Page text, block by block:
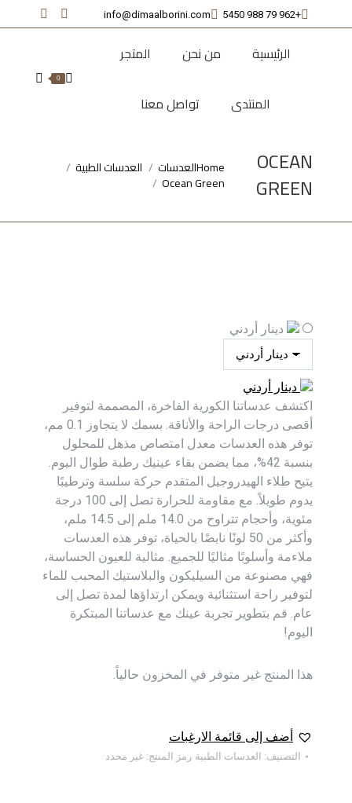
+962 79 988 5450
info@dimaalborini.com
Facebook
in
in
الرئيسية من نحن المتجر
المنتدى تواصل معنا
0
Search:
OCEAN
GREEN
You are here:
Homeالعدسات العدسات الطبية
Ocean Green
دينار أردني
دينار أردني
اكتشف عدساتنا الكورية الفاخرة، المصممة لتوفير
أقصى درجات الراحة والأناقة. بسمك لا يتجاوز 0.1 مم،
توفر هذه العدسات معدل امتصاص مذهل للمحلول
بنسبة 42%، مما يضمن بقاء عينيك رطبة طوال اليوم.
يتيح طلاء الهيدروجيل المتقدم حركة سلسة وترطيبًا
يدوم طويلاً. مع مقاومة للحرارة تصل إلى 100 درجة
مئوية، وأحجام تتراوح من 14.0 ملم إلى 14.5 ملم،
وأكثر من 50 لونًا نابضًا بالحياة، توفر هذه العدسات
ملاءمة وأسلوبًا مثاليًا للجميع. مثالية للعيون الحساسة،
فهي مصنوعة من السيليكون والبلاستيك المحبب للماء
لتوفير راحة استثنائية ويمكن ارتداؤها لمدة تصل إلى
عام. قم بتطوير تجربة عينك مع عدساتنا المبتكرة
اليوم!
هذا المنتج غير متوفر في المخزون حالياً.
أضف إلى قائمة الارغبات
التصنيف: العدسات الطبية رمز المنتج: غير محدد